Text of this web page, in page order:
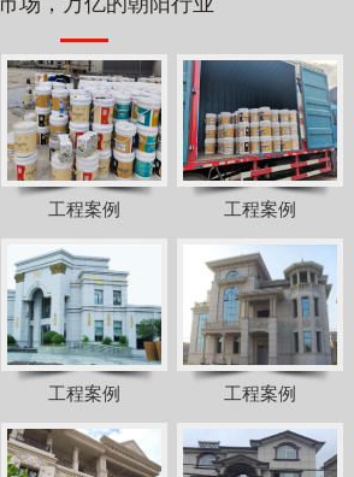
工程案例 工程案例
工程案例 工程案例